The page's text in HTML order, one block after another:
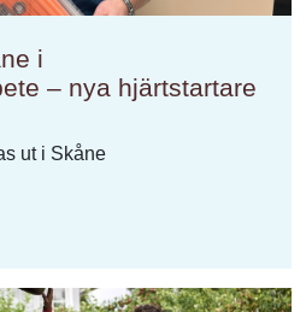
i
– nya hjärtstartare
ut i Skåne